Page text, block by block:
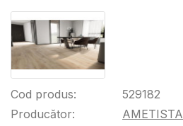
Cod produs:
Producător:
529182
AMETISTA